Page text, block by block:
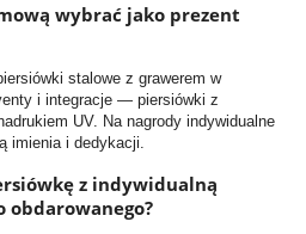
wybrać jako prezent
stalowe z grawerem w
i integracje — piersiówki z
UV. Na nagrody indywidualne
imienia i dedykacji.
z indywidualną
obdarowanego?